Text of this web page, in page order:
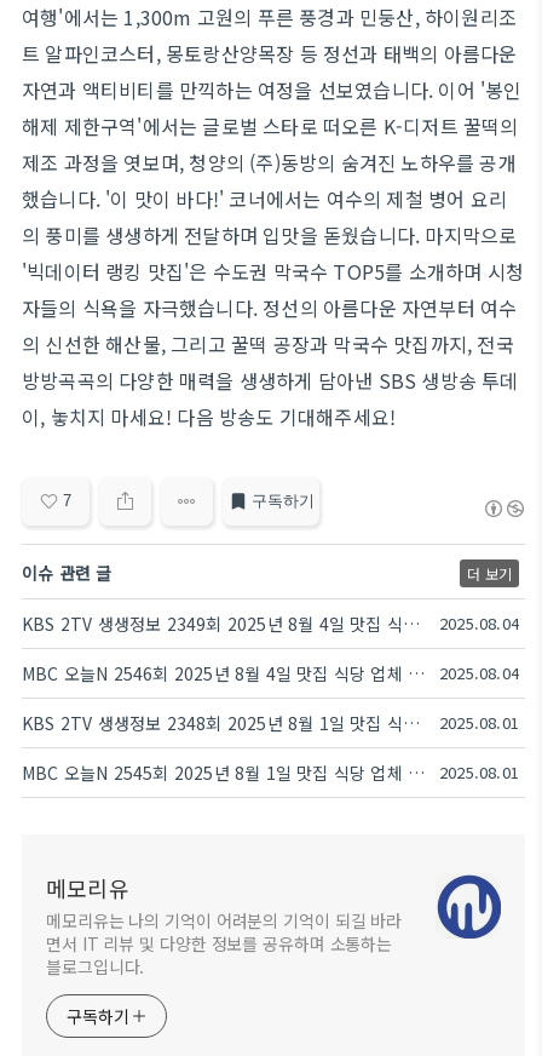
여행'에서는 1,300m 고원의 푸른 풍경과 민둥산, 하이원리조
트 알파인코스터, 몽토랑산양목장 등 정선과 태백의 아름다운
자연과 액티비티를 만끽하는 여정을 선보였습니다. 이어 '봉인
해제 제한구역'에서는 글로벌 스타로 떠오른 K-디저트 꿀떡의
제조 과정을 엿보며, 청양의 (주)동방의 숨겨진 노하우를 공개
했습니다. '이 맛이 바다!' 코너에서는 여수의 제철 병어 요리
의 풍미를 생생하게 전달하며 입맛을 돋웠습니다. 마지막으로
'빅데이터 랭킹 맛집'은 수도권 막국수 TOP5를 소개하며 시청
자들의 식욕을 자극했습니다. 정선의 아름다운 자연부터 여수
의 신선한 해산물, 그리고 꿀떡 공장과 막국수 맛집까지, 전국
방방곡곡의 다양한 매력을 생생하게 담아낸 SBS 생방송 투데
이, 놓치지 마세요! 다음 방송도 기대해주세요!
7 구독하기
이슈 관련 글 더 보기
KBS 2TV 생생정보 2349회 2025년 8월 4일 맛집 식당 업체 촬영장소 촬영지 정보, 생생 현장, 장사의 신, 음식 X-파일, 미스터 Lee의 사진 한 컷, 대한민국, 힘쓰니까 청춘이다 2025.08.04
MBC 오늘N 2546회 2025년 8월 4일 맛집 식당 업체 촬영장소 촬영지 정보, 저 푸른 초원 위에, 퇴근후N, 이 맛에 산다, 커피 한잔할래요? 2025.08.04
KBS 2TV 생생정보 2348회 2025년 8월 1일 맛집 식당 업체 촬영장소 촬영지 정보, 생생현장, 한국인의 식판, 골든타임 히어로, 믿고 떠나는 스타의 고장, 나나랜드 2025.08.01
MBC 오늘N 2545회 2025년 8월 1일 맛집 식당 업체 촬영장소 촬영지 정보, 화제 후 구해줘~ 연인!, 할매 식당, 가족이 뭐길래, 대한민국 1프로 2025.08.01
메모리유
메모리유는 나의 기억이 어려분의 기억이 되길 바라
면서 IT 리뷰 및 다양한 정보를 공유하며 소통하는
블로그입니다.
구독하기